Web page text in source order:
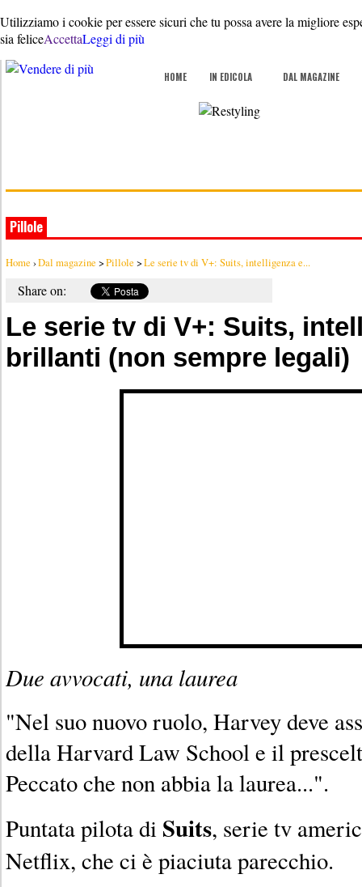
Utilizziamo i cookie per essere sicuri che tu possa avere la migliore
sia feliceAccettaLeggi di più
HOME IN EDICOLA DAL MAGAZINE
Pillole
Home ›Dal magazine >Pillole >Le serie tv di V+: Suits, intelligenza e...
Share on:
Le serie tv di V+: Suits,
brillanti (non sempre legali)
Due avvocati, una laurea
"Nel suo nuovo ruolo, Harvey deve
della Harvard Law School e il
Peccato che non abbia la laurea...".
Puntata pilota di Suits, serie tv
Netflix, che ci è piaciuta parecchio.